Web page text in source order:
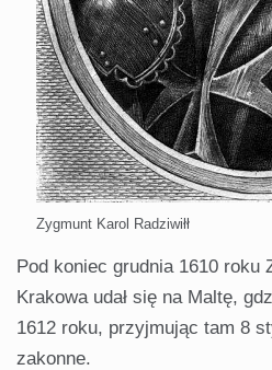
Zygmunt Karol Radziwiłł
Pod koniec grudnia 1610 roku
Krakowa udał się na Maltę,
1612 roku, przyjmując tam 8
zakonne.